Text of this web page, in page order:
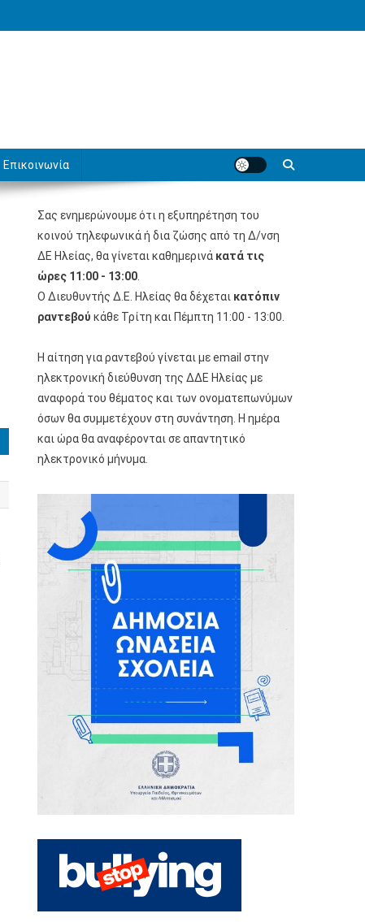
Επικοινωνία
Σας ενημερώνουμε ότι η εξυπηρέτηση του
κοινού τηλεφωνικά ή δια ζώσης από τη Δ/νση
ΔΕ Ηλείας, θα γίνεται καθημερινά κατά τις
ώρες 11:00 - 13:00
Ο Διευθυντής Δ.Ε. Ηλείας θα δέχεται κατόπιν
ραντεβού κάθε Τρίτη και Πέμπτη 11:00 - 13:00.
Η αίτηση για ραντεβού γίνεται με email στην
ηλεκτρονική διεύθυνση της ΔΔΕ Ηλείας με
αναφορά του θέματος και των ονοματεπωνύμων
όσων θα συμμετέχουν στη συνάντηση. Η ημέρα
και ώρα θα αναφέρονται σε απαντητικό
ηλεκτρονικό μήνυμα.